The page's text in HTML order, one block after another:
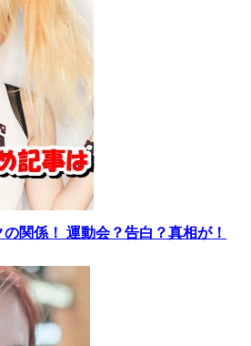
関係！ 運動会？告白？真相が！